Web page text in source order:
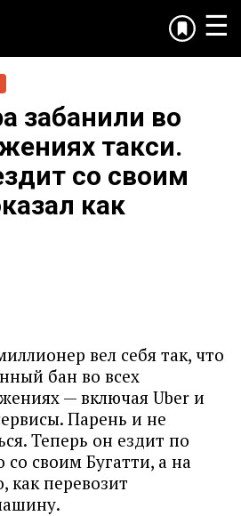
☰
забанили во
такси.
со своим
как
вел себя так, что
бан во всех
— включая Uber и
Парень и не
Теперь он ездит по
своим Бугатти, а на
как перевозит